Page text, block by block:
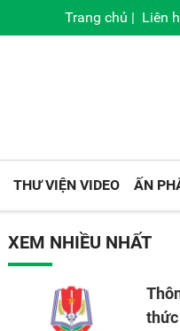
Trang chủ | Liên
THƯ VIỆN VIDEO ẤN
XEM NHIỀU NHẤT